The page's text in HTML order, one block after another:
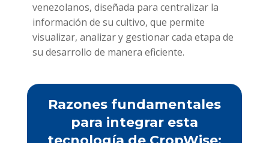
venezolanos, diseñada para centralizar la
información de su cultivo, que permite
visualizar, analizar y gestionar cada etapa de
su desarrollo de manera eficiente.
Razones fundamentales
para integrar esta